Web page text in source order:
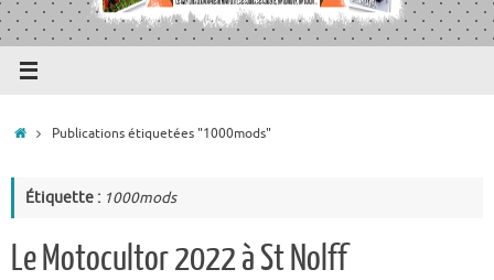
AccueilPublications étiquetées "1000mods"
Étiquette : 1000mods
Le Motocultor 2022 à St Nolff